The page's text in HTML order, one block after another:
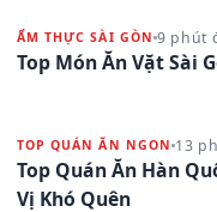
ẨM THỰC SÀI GÒN 9 phút
Top Món Ăn Vặt Sài
TOP QUÁN ĂN NGON 13
Top Quán Ăn Hàn
Vị Khó Quên